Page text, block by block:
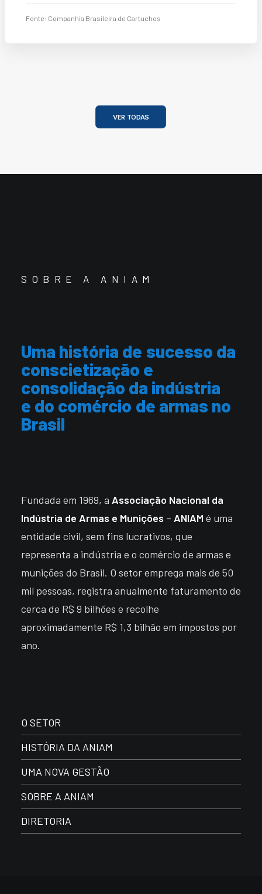
Fonte: Companhia Brasileira de Cartuchos
VER TODAS
SOBRE A ANIAM
Uma história de sucesso da
conscietização e
consolidação da indústria
e do comércio de armas no
Brasil
Fundada em 1969, a Associação Nacional da
Indústria de Armas e Munições – ANIAMé uma
entidade civil, sem fins lucrativos, que
representa a indústria e o comércio de armas e
munições do Brasil. O setor emprega mais de 50
mil pessoas, registra anualmente faturamento de
cerca de R$ 9 bilhões e recolhe
aproximadamente R$ 1,3 bilhão em impostos por
ano.
O SETOR
HISTÓRIA DA ANIAM
UMA NOVA GESTÃO
SOBRE A ANIAM
DIRETORIA